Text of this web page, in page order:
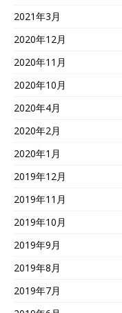
2021年3月
2020年12月
2020年11月
2020年10月
2020年4月
2020年2月
2020年1月
2019年12月
2019年11月
2019年10月
2019年9月
2019年8月
2019年7月